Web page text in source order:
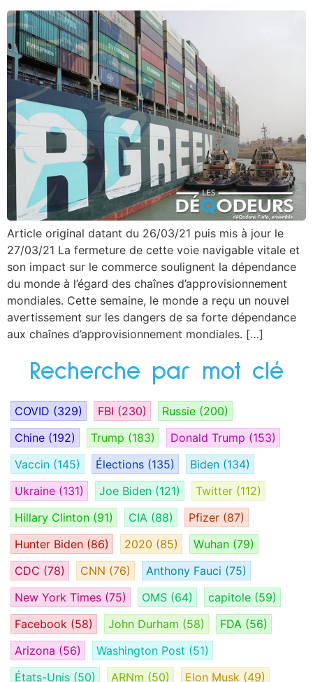
Article original datant du 26/03/21 puis mis à jour le
27/03/21 La fermeture de cette voie navigable vitale et
son impact sur le commerce soulignent la dépendance
du monde à l’égard des chaînes d’approvisionnement
mondiales. Cette semaine, le monde a reçu un nouvel
avertissement sur les dangers de sa forte dépendance
aux chaînes d’approvisionnement mondiales. […]
Recherche par mot clé
COVID (329) FBI (230) Russie (200)
Chine (192) Trump (183) Donald Trump (153)
Vaccin (145) Élections (135) Biden (134)
Ukraine (131) Joe Biden (121) Twitter (112)
Hillary Clinton (91) CIA (88) Pfizer (87)
Hunter Biden (86) 2020 (85) Wuhan (79)
CDC (78) CNN (76) Anthony Fauci (75)
New York Times (75) OMS (64) capitole (59)
Facebook (58) John Durham (58) FDA (56)
Arizona (56) Washington Post (51)
États-Unis (50) ARNm (50) Elon Musk (49)